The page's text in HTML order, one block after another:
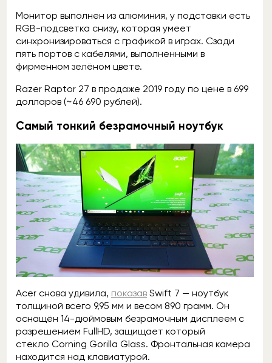
Монитор выполнен из алюминия, у подставки есть
RGB-подсветка снизу, которая умеет
синхронизироваться с графикой в играх. Сзади
пять портов с кабелями, выполненными в
фирменном зелёном цвете.
Razer Raptor 27 в продаже 2019 году по цене в 699
долларов (~46 690 рублей).
Самый тонкий безрамочный ноутбук
Acer снова удивила, показав Swift 7 — ноутбук
толщиной всего 9,95 мм и весом 890 грамм. Он
оснащён 14-дюймовым безрамочным дисплеем с
разрешением FullHD, защищает который
стекло Corning Gorilla Glass. Фронтальная камера
находится над клавиатурой.